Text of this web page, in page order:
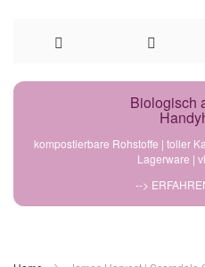
Direkt
Biologisch
kompostierbare Rohstoffe | toller
Lagerware |
-->